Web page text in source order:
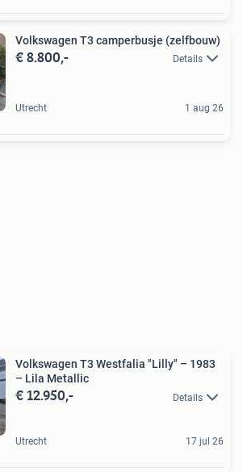
Volkswagen T3 camperbusje (zelfbouw)
€ 8.800,- Details
Utrecht 1 aug 26
Volkswagen T3 Westfalia "Lilly" – 1983
– Lila Metallic
€ 12.950,- Details
Utrecht 17 jul 26